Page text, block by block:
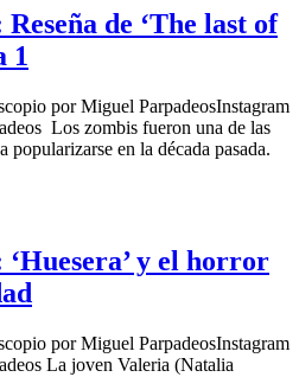
de ‘The last of
1
por Miguel ParpadeosInstagram
Los zombis fueron una de las
popularizarse en la década pasada.
y el horror
por Miguel ParpadeosInstagram
La joven Valeria (Natalia